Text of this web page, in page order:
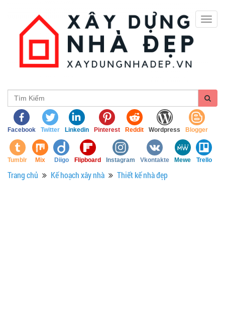
Facebook Twitter Linkedin Pinterest Reddit Wordpress Blogger
Tumblr Mix Diigo Flipboard Instagram Vkontakte Mewe Trello
Trang chủ Kế hoạch xây nhà Thiết kế nhà đẹp